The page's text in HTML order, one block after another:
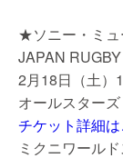
★ソニー・ミュ
JAPAN
2月18日（土
オールスターズ
チケット詳細
ミクニワール